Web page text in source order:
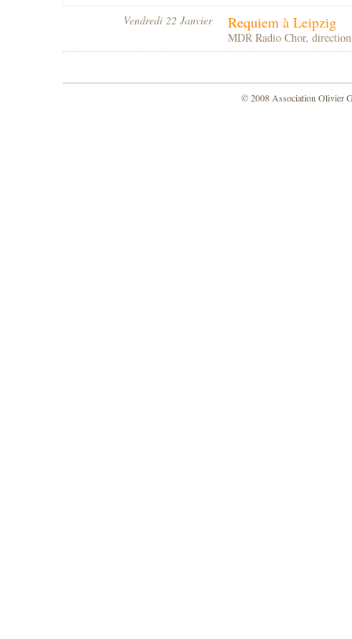
Vendredi 22 Janvier Requiem à Leipzig
MDR Radio Chor,
© 2008 Association Olivier